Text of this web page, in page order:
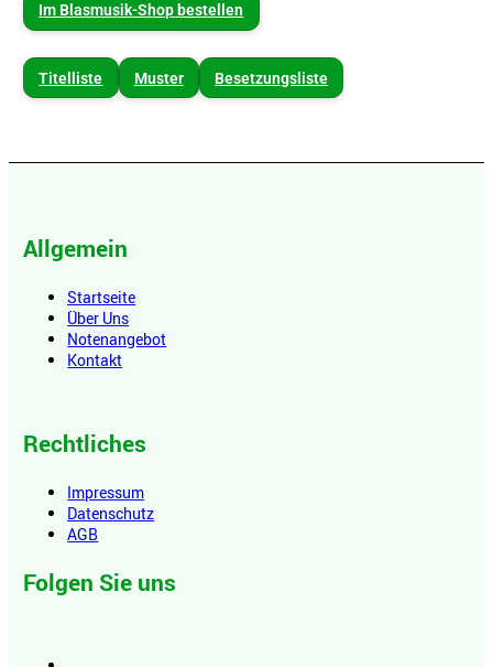
Im Blasmusik-Shop bestellen
Titelliste Muster Besetzungsliste
Allgemein
Startseite
Über Uns
Notenangebot
Kontakt
Rechtliches
Impressum
Datenschutz
AGB
Folgen Sie uns